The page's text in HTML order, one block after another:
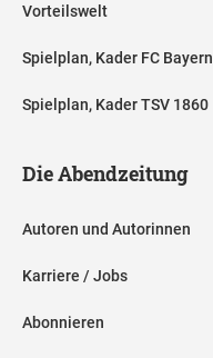
Vorteilswelt
Spielplan, Kader FC Bayern
Spielplan, Kader TSV 1860
Die Abendzeitung
Autoren und Autorinnen
Karriere / Jobs
Abonnieren